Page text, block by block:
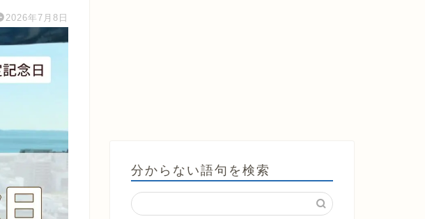
2026年7月8日
分からない語句を検索